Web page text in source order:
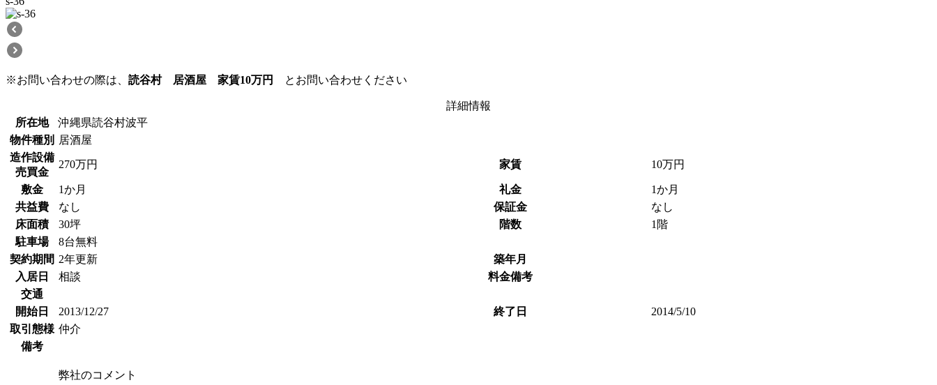
※お問い合わせの際は、 読谷村 居酒屋 家賃10万円 とお問い合わせください
詳細情報
所在地
沖縄県読谷村波平
物件種別
居酒屋
造作設備
売買金
270万円 家賃 10万円
敷金 1か月 礼金
1か月
共益費
なし 保証金
なし
床面積
30坪 階数
1階
駐車場
8台無料
契約期間 2年更新
築年月
入居日
相談
料金備考
交通
開始日
2013/12/27 終了日
2014/5/10
取引態様 仲介
備考
弊社のコメント